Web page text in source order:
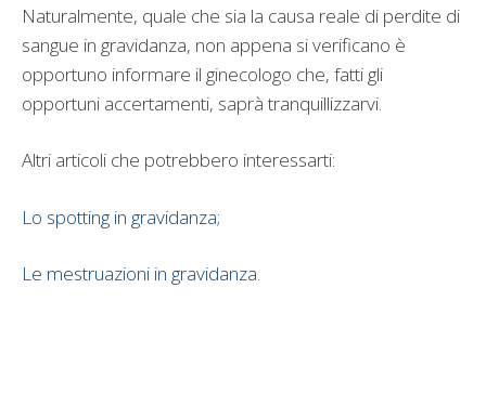
Naturalmente, quale che sia la causa reale di perdite di
sangue in gravidanza, non appena si verificano è
opportuno informare il ginecologo che, fatti gli
opportuni accertamenti, saprà tranquillizzarvi.
Altri articoli che potrebbero interessarti:
Lo spotting in gravidanza;
Le mestruazioni in gravidanza.